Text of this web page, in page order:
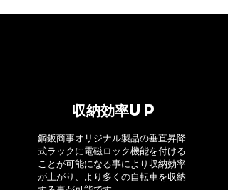
収納効率UP
​鋼鈑商事オリジナル製品の垂直昇降
式ラックに電磁ロック機能を付ける
ことが可能になる事により収納効率
が上がり、より多くの自転車を収納